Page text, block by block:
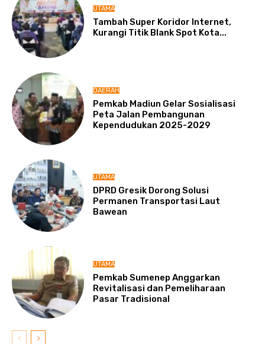
UTAMA
Tambah Super Koridor Internet,
Kurangi Titik Blank Spot Kota...
DAERAH
Pemkab Madiun Gelar Sosialisasi
Peta Jalan Pembangunan
Kependudukan 2025-2029
UTAMA
DPRD Gresik Dorong Solusi
Permanen Transportasi Laut
Bawean
UTAMA
Pemkab Sumenep Anggarkan
Revitalisasi dan Pemeliharaan
Pasar Tradisional